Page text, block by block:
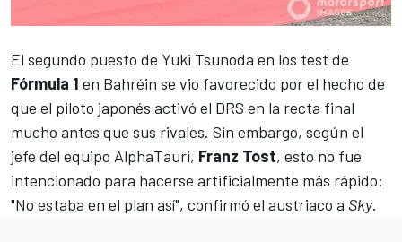
El segundo puesto de Yuki Tsunoda en los test de
Fórmula 1 en Bahréin se vio favorecido por el hecho de
que el piloto japonés activó el DRS en la recta final
mucho antes que sus rivales. Sin embargo, según el
jefe del equipo AlphaTauri, Franz Tost, esto no fue
intencionado para hacerse artificialmente más rápido:
"No estaba en el plan así", confirmó el austriaco a Sky.